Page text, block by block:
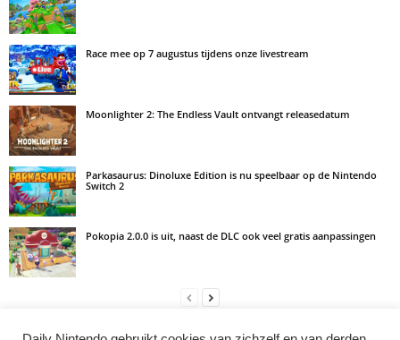
Race mee op 7 augustus tijdens onze livestream
Moonlighter 2: The Endless Vault ontvangt releasedatum
Parkasaurus: Dinoluxe Edition is nu speelbaar op de Nintendo
Switch 2
Pokopia 2.0.0 is uit, naast de DLC ook veel gratis aanpassingen